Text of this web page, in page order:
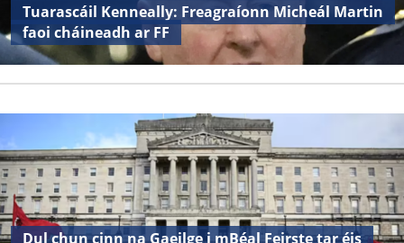
Tuarascáil Kenneally: Freagraíonn Micheál Martin
faoi cháineadh ar FF
Dul chun cinn na Gaeilge i mBéal Feirste tar éis